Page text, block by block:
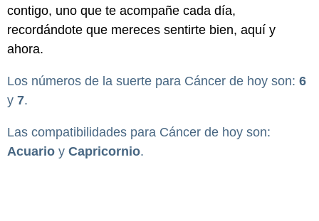
contigo, uno que te acompañe cada día,
recordándote que mereces sentirte bien, aquí y
ahora.
Los números de la suerte para Cáncer de hoy son: 6
y 7.
Las compatibilidades para Cáncer de hoy son:
Acuario y Capricornio.